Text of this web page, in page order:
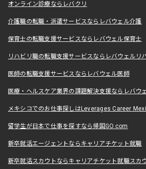
オンライン診療ならレバクリ
介護職の転職・派遣サービスならレバウェル介護
保育士の転職支援サービスならレバウェル保育士
リハビリ職の転職支援サービスならレバウェルリ
医師の転職支援サービスならレバウェル医師
医療・ヘルスケア業界の課題解決支援ならレバウ
メキシコでのお仕事探しはLeverages Career
留学生が日本で仕事を探すなら帰国GO.com
新卒就活エージェントならキャリアチケット就職
新卒就活スカウトならキャリアチケット就職スカ